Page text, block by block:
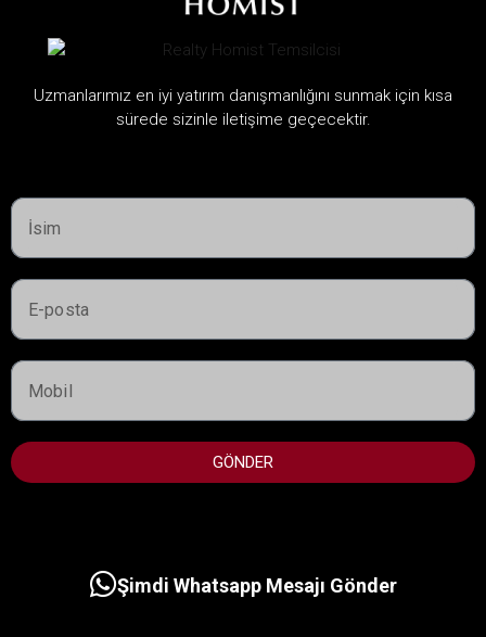
flexible payment...
Çatışmaların Emlak Yatırımına Etkisi
Dubai'de Vasiyet Tescili: Mülk Sahipleri İçin Kritik Bir Adım
yerleşik olmayan mülk sahiplerinin...
Kapısını Açabilir Mi?
Dubai'deki En İyi Geliştiriciler
Uzmanlarımız en iyi yatırım danışmanlığını sunmak için kısa
sürede sizinle iletişime geçecektir.
GÖNDER
Şimdi Whatsapp Mesajı Gönder